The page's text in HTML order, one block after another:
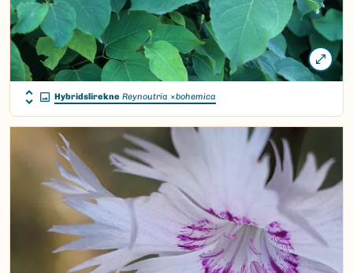
Hybridslirekne Reynoutria ×bohemica